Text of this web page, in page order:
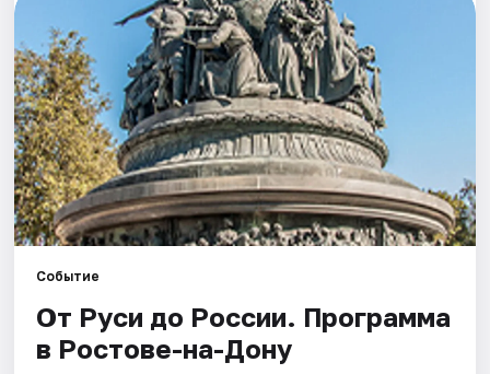
Выставки
Квесты
Экскурсии
Спорт
События
Города
Площадки
Событие
От Руси до России. Программа
в Ростове-на-Дону